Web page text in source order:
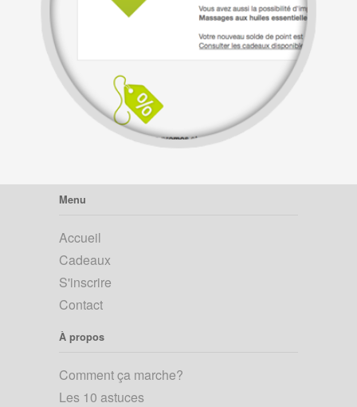
Menu
Accueil
Cadeaux
S'inscrire
Contact
À propos
Comment ça marche?
Les 10 astuces